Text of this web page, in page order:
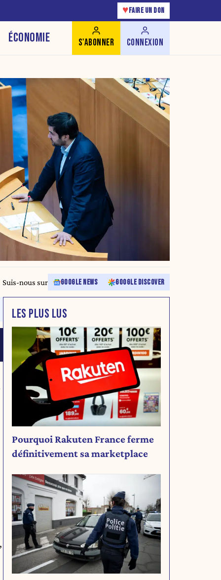
♥ FAIRE UN DON
ÉCONOMIE S'ABONNER CONNEXION
Suis-nous sur GOOGLE NEWS GOOGLE DISCOVER
LES PLUS LUS
Pourquoi Rakuten France ferme
définitivement sa marketplace